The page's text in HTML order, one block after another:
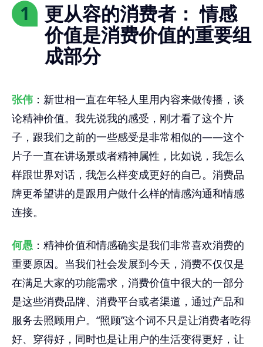
1
更从容的消费者： 情感
价值是消费价值的重要组
成部分
张伟 ：新世相一直在年轻人里用内容来做传播，谈
论精神价值。我先说我的感受，刚才看了这个片
子，跟我们之前的一些感受是非常相似的——这个
片子一直在讲场景或者精神属性，比如说，我怎么
样跟世界对话，我怎么样变成更好的自己。消费品
牌更希望讲的是跟用户做什么样的情感沟通和情感
连接。
何愚 ：精神价值和情感确实是我们非常喜欢消费的
重要原因。当我们社会发展到今天，消费不仅仅是
在满足大家的功能需求，消费价值中很大的一部分
是这些消费品牌、消费平台或者渠道，通过产品和
服务去照顾用户。“照顾”这个词不只是让消费者吃得
好、穿得好，同时也是让用户的生活变得更好，让